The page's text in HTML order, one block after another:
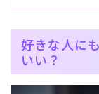
好きな人に
いい？